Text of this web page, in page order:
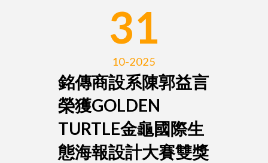
31
10-2025
銘傳商設系陳郭益言
榮獲GOLDEN
TURTLE金龜國際生
態海報設計大賽雙獎